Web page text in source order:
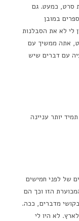
סרט, כמעט. גם
במובן
לי לא את הסבלנות
אתה ממשיך עם
עם דברים שיש
יותר עניינה
של לפני חמישים
הזו וכך הם
מדברים, ככה.
לא היו לי